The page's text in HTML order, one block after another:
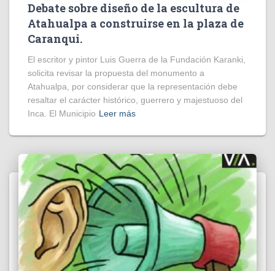
Debate sobre diseño de la escultura de
Atahualpa a construirse en la plaza de
Caranqui.
El escritor y pintor Luis Guerra de la Fundación Karanki,
solicita revisar la propuesta del monumento a
Atahualpa, por considerar que la representación debe
resaltar el carácter histórico, guerrero y majestuoso del
Inca. El Municipio Leer más